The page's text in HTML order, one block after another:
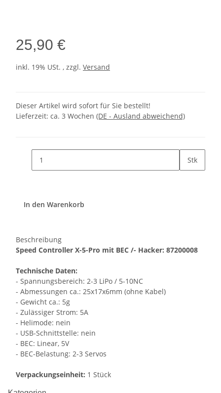
25,90 €
inkl. 19% USt. , zzgl. Versand
Dieser Artikel wird sofort für Sie bestellt!
Lieferzeit: ca. 3 Wochen (DE - Ausland abweichend)
Stk
In den Warenkorb
Beschreibung
Speed Controller X-5-Pro mit BEC /- Hacker: 87200008
Technische Daten:
- Spannungsbereich: 2-3 LiPo / 5-10NC
- Abmessungen ca.: 25x17x6mm (ohne Kabel)
- Gewicht ca.: 5g
- Zulässiger Strom: 5A
- Helimode: nein
- USB-Schnittstelle: nein
- BEC: Linear, 5V
- BEC-Belastung: 2-3 Servos
Verpackungseinheit: 1 Stück